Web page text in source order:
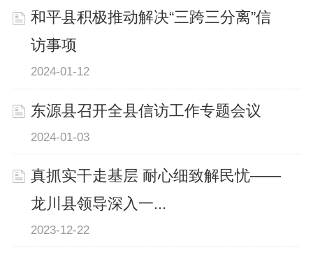
和平县积极推动解决“三跨三分离”信
访事项
2024-01-12
东源县召开全县信访工作专题会议
2024-01-03
真抓实干走基层 耐心细致解民忧——
龙川县领导深入一...
2023-12-22